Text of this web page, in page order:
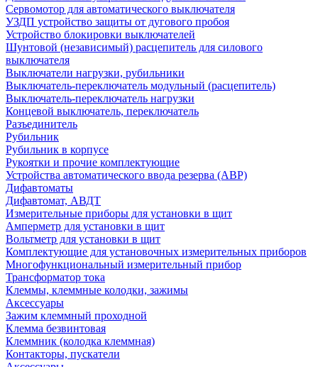
Сервомотор для автоматического выключателя
УЗДП устройство защиты от дугового пробоя
Устройство блокировки выключателей
Шунтовой (независимый) расцепитель для силового
выключателя
Выключатели нагрузки, рубильники
Выключатель-переключатель модульный (расцепитель)
Выключатель-переключатель нагрузки
Концевой выключатель, переключатель
Разъединитель
Рубильник
Рубильник в корпусе
Рукоятки и прочие комплектующие
Устройства автоматического ввода резерва (АВР)
Дифавтоматы
Дифавтомат, АВДТ
Измерительные приборы для установки в щит
Амперметр для установки в щит
Вольтметр для установки в щит
Комплектующие для установочных измерительных приборов
Многофункциональный измерительный прибор
Трансформатор тока
Клеммы, клеммные колодки, зажимы
Аксессуары
Зажим клеммный проходной
Клемма безвинтовая
Клеммник (колодка клеммная)
Контакторы, пускатели